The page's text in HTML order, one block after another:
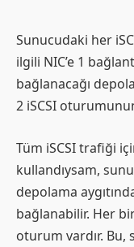
Sunucudaki her
ilgili NIC’e 1
bağlanacağı
2 iSCSI
Tüm iSCSI trafiği
kullandıysam,
depolama
bağlanabilir. Her
oturum vardır. Bu,